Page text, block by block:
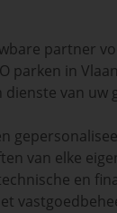
partner
parken in
van uw
van elke
en